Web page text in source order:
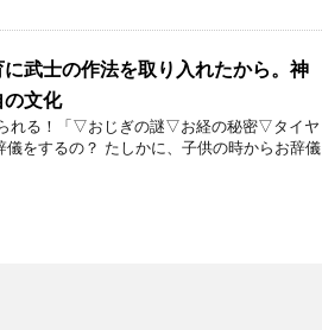
武士の作法を取り入れたから。神
の文化
れる！「▽おじぎの謎▽お経の秘密▽タイヤ
をするの？ たしかに、子供の時からお辞儀